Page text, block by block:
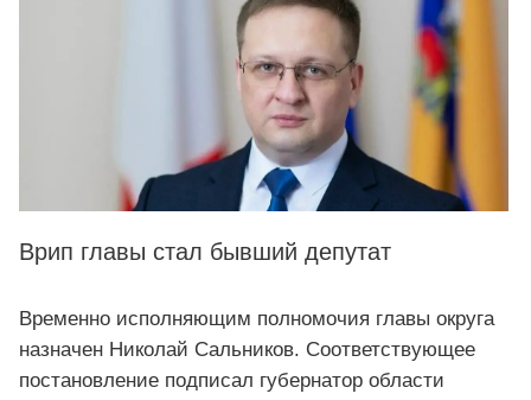
Врип главы стал бывший депутат
Временно исполняющим полномочия главы округа
назначен Николай Сальников. Соответствующее
постановление подписал губернатор области